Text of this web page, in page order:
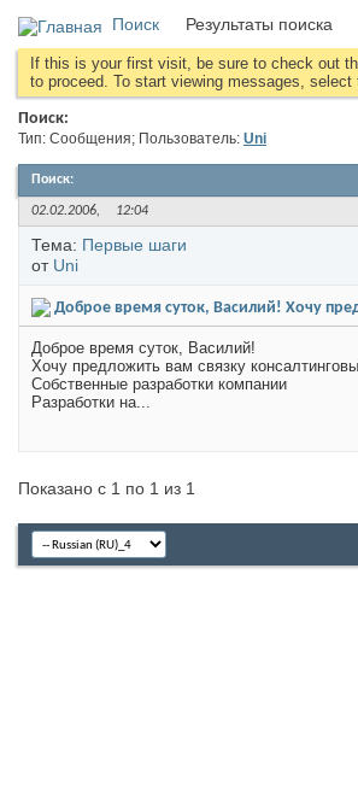
Поиск Результаты поиска
If this is your first visit, be sure to check out
to proceed. To start viewing messages,
Поиск:
Тип: Сообщения; Пользователь: Uni
Поиск:
02.02.2006, 12:04
Тема: Первые шаги
от Uni
Доброе время суток, Василий! Хочу
Доброе время суток, Василий!
Хочу предложить вам связку
Собственные разработки компании
Разработки на...
Показано с 1 по 1 из 1